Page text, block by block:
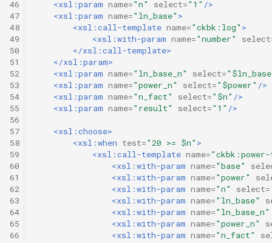
46
47
48
49
50
51
52
53
54
55
56
57
58
59
60
61
62
63
64
65
66
<xsl:param name="n" select="1" />
<xsl:param name="ln_base" >
<xsl:call-template name="ckbk:log" >
<xsl:with-param name="number"
</xsl:call-template>
</xsl:param>
<xsl:param name="ln_base_n" select=
<xsl:param name="power_n" select="$power" />
<xsl:param name="n_fact" select="$n" />
<xsl:param name="result" select="1" />
<xsl:choose>
<xsl:when test="20 >= $n" >
<xsl:call-template name=
<xsl:with-param name="base"
<xsl:with-param name="power"
<xsl:with-param name="n" select=
<xsl:with-param name="ln_base"
<xsl:with-param name="ln_base_n"
<xsl:with-param name="power_n"
<xsl:with-param name="n_fact"